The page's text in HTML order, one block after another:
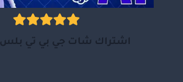
اشتراك شات جي بي تي بلس 6 أشهر